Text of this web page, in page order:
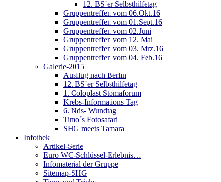
12. BS´er Selbsthilfetag
Gruppentreffen vom 06.Okt.16
Gruppentreffen vom 01.Sept.16
Gruppentreffen vom 02.Juni
Gruppentreffen vom 12. Mai
Gruppentreffen vom 03. Mrz.16
Gruppentreffen vom 04. Feb.16
Galerie-2015
Ausflug nach Berlin
12. BS´er Selbsthilfetag
1. Coloplast Stomaforum
Krebs-Informations Tag
6. Nds- Wundtag
Timo´s Fotosafari
SHG meets Tamara
Infothek
Artikel-Serie
Euro WC-Schlüssel-Erlebnis…
Infomaterial der Gruppe
Sitemap-SHG